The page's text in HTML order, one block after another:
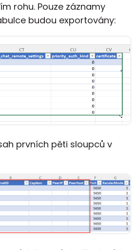
rohu. Pouze záznamy
budou exportovány:
prvních pěti sloupců v